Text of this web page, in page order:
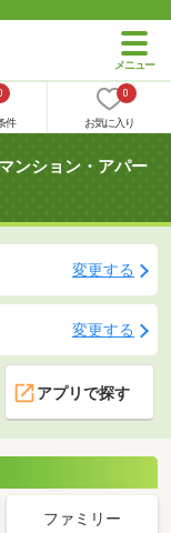
件
0
お気に入り
ンション・アパー
変更する
変更する
アプリで探す
ファミリー